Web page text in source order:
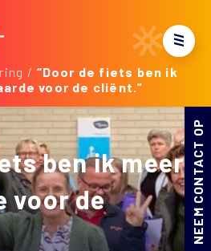
“Door de fiets ben ik
voor de cliënt.”
ben ik meer
voor de
NEEM CONTACT OP